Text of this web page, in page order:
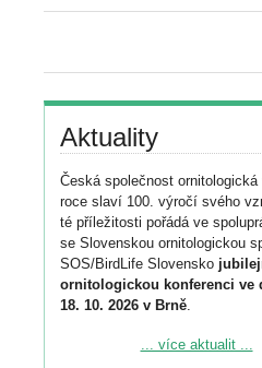
Aktuality
Česká společnost
roce slaví 100. výročí svého
té příležitosti pořádá ve
se Slovenskou ornitologickou
SOS/BirdLife Slovensko
ornitologickou konferenci ve
18. 10. 2026 v Brně.
Podrobnější informace ke
... více aktualit ...